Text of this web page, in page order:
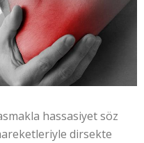
hassasiyet söz
dirsekte